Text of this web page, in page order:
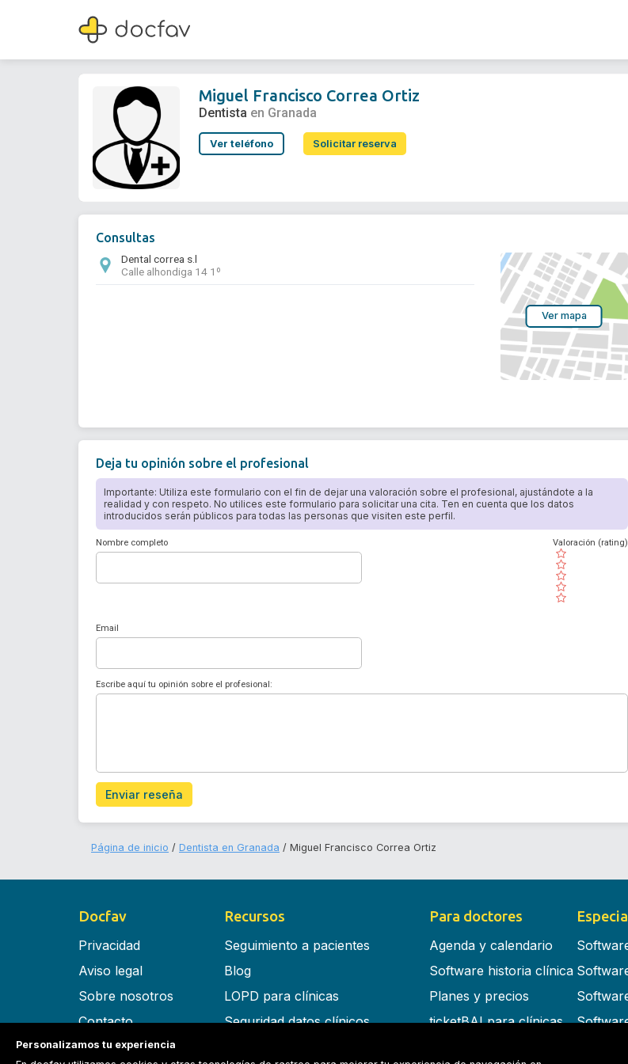
Miguel Francisco Correa Ortiz
Dentista
Miguel Francisco Correa Ortiz
Dentista en Granada
Ver teléfono Solicitar reserva
Consultas
Dental correa s.l
Calle alhondiga 14 1º
Ver mapa
Deja tu opinión sobre el profesional
Importante: Utiliza este formulario con el fin de dejar una valoración sobre el profesional, ajustándote a la
realidad y con respeto. No utilices este formulario para solicitar una cita. Ten en cuenta que los datos
introducidos serán públicos para todas las personas que visiten este perfil.
Nombre completo
( )
( )
( )
( )
( )
Valoración (rating)
Email
Escribe aquí tu opinión sobre el profesional:
Enviar reseña
Página de inicio Dentista en Granada Miguel Francisco Correa Ortiz
Docfav
Privacidad
Aviso legal
Sobre nosotros
Contacto
Términos y condiciones
Recursos
Seguimiento a pacientes
Blog
LOPD para clínicas
Seguridad datos clínicos
Para doctores
Agenda y calendario
Software historia clínica
Planes y precios
ticketBAI para clínicas
Personalizamos tu experiencia